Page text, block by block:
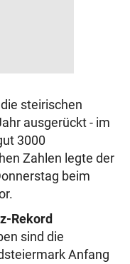
steirischen
ausgerückt - im
3000
Zahlen legte der
beim
Rekord
sind die
Anfang